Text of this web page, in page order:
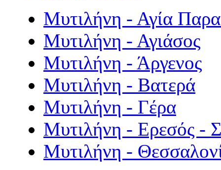
Μυτιλήνη - Αγία
Μυτιλήνη - Αγιάσος
Μυτιλήνη - Άργενος
Μυτιλήνη - Βατερά
Μυτιλήνη - Γέρα
Μυτιλήνη - Ερεσός -
Μυτιλήνη -